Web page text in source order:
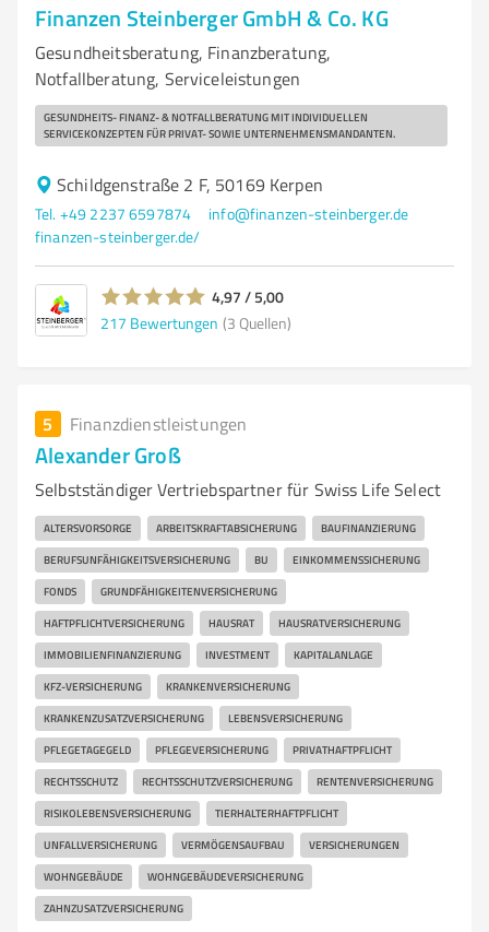
Finanzen Steinberger GmbH & Co. KG
Gesundheitsberatung, Finanzberatung,
Notfallberatung, Serviceleistungen
GESUNDHEITS- FINANZ- & NOTFALLBERATUNG MIT INDIVIDUELLEN
SERVICEKONZEPTEN FÜR PRIVAT- SOWIE UNTERNEHMENSMANDANTEN.
Schildgenstraße 2 F, 50169 Kerpen
Tel. +49 2237 6597874
info@finanzen-steinberger.de
finanzen-steinberger.de/
4,97 / 5,00
217 Bewertungen (3 Quellen)
5 Finanzdienstleistungen
Alexander Groß
Selbstständiger Vertriebspartner für Swiss Life Select
ALTERSVORSORGE ARBEITSKRAFTABSICHERUNG BAUFINANZIERUNG
BERUFSUNFÄHIGKEITSVERSICHERUNG BU EINKOMMENSSICHERUNG
FONDS GRUNDFÄHIGKEITENVERSICHERUNG
HAFTPFLICHTVERSICHERUNG HAUSRAT HAUSRATVERSICHERUNG
IMMOBILIENFINANZIERUNG INVESTMENT KAPITALANLAGE
KFZ-VERSICHERUNG KRANKENVERSICHERUNG
KRANKENZUSATZVERSICHERUNG LEBENSVERSICHERUNG
PFLEGETAGEGELD PFLEGEVERSICHERUNG PRIVATHAFTPFLICHT
RECHTSSCHUTZ RECHTSSCHUTZVERSICHERUNG RENTENVERSICHERUNG
RISIKOLEBENSVERSICHERUNG TIERHALTERHAFTPFLICHT
UNFALLVERSICHERUNG VERMÖGENSAUFBAU VERSICHERUNGEN
WOHNGEBÄUDE WOHNGEBÄUDEVERSICHERUNG
ZAHNZUSATZVERSICHERUNG